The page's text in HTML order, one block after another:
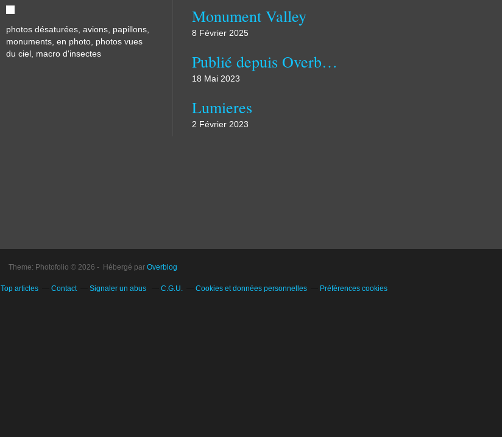
photos désaturées, avions, papillons,
monuments, en photo, photos vues
du ciel, macro d'insectes
Monument Valley
8 Février 2025
Publié depuis Overblog
18 Mai 2023
Lumieres
2 Février 2023
Theme: Photofolio © 2026 - Hébergé par Overblog
Top articles Contact Signaler un abus C.G.U. Cookies et données personnelles Préférences cookies